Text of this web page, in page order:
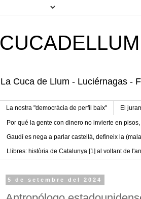
La Cuca de Llum - Luciérnagas -
La nostra "democràcia de perfil baix" El
Por qué la gente con dinero no invierte en
Gaudí es nega a parlar castellà, defineix la
Llibres: història de Catalunya [1] al voltant de
5 de setembre del 2024